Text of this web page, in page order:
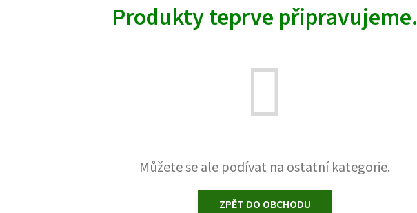
Produkty teprve připravujeme.
Můžete se ale podívat na ostatní kategorie.
ZPĚT DO OBCHODU